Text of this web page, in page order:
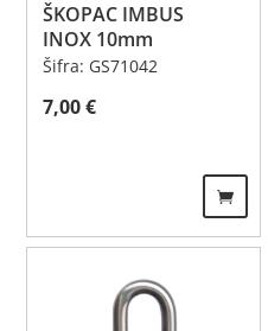
ŠKOPAC IMBUS
INOX 10mm
Šifra: GS71042
7,00€